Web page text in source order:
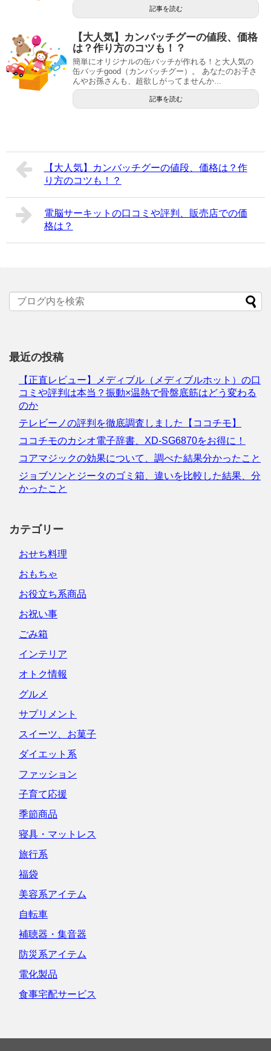
記事を読む
【大人気】カンバッチグーの値段、価格
は？作り方のコツも！？
簡単にオリジナルの缶バッチが作れる！と大人気の
缶バッチgood（カンバッチグー）。 あなたのお子さ
んやお孫さんも、超欲しがってませんか...
記事を読む
【大人気】カンバッチグーの値段、価格は？作
り方のコツも！？
電脳サーキットの口コミや評判、販売店での価
格は？
最近の投稿
【正直レビュー】メディブル（メディブルホット）の口
コミや評判は本当？振動×温熱で骨盤底筋はどう変わる
のか
テレビーノの評判を徹底調査しました【ココチモ】
ココチモのカシオ電子辞書、XD-SG6870をお得に！
コアマジックの効果について、調べた結果分かったこと
ジョブソンとジータのゴミ箱、違いを比較した結果、分
かったこと
カテゴリー
おせち料理
おもちゃ
お役立ち系商品
お祝い事
ごみ箱
インテリア
オトク情報
グルメ
サプリメント
スイーツ、お菓子
ダイエット系
ファッション
子育て応援
季節商品
寝具・マットレス
旅行系
福袋
美容系アイテム
自転車
補聴器・集音器
防災系アイテム
電化製品
食事宅配サービス